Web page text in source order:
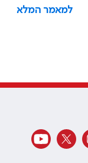
למאמר המלא